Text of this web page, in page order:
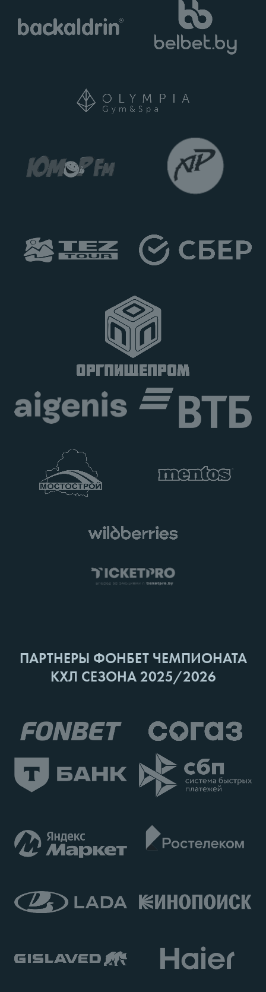
ПАРТНЕРЫ ФОНБЕТ ЧЕМПИОНАТА
КХЛ СЕЗОНА 2025/2026